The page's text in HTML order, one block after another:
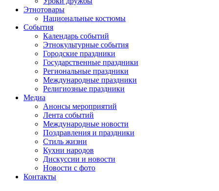
Этнотовары
Национальные костюмы
События
Календарь событий
Этнокультурные события
Городские праздники
Государственные праздники
Региональные праздники
Международные праздники
Религиозные праздники
Медиа
Анонсы мероприятий
Лента событий
Международные новости
Поздравления и праздники
Cтиль жизни
Кухни народов
Дискуссии и новости
Новости с фото
Контакты